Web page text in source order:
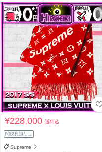
¥228,000送料込
関税負担なし
Supreme